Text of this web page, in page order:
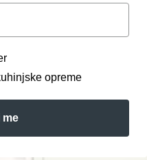
opreme
me